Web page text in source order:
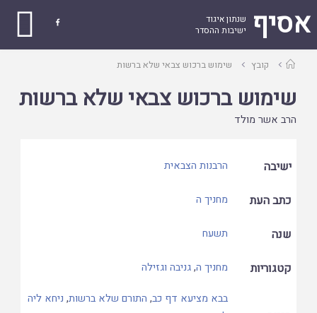
אסיף
שנתון איגוד
ישיבות ההסדר

עמודקובץ שימוש ברכוש צבאי שלא ברשות
שימוש ברכוש צבאי שלא ברשות
הרב אשר מולד
ישיבה הרבנות הצבאית
כתב העת מחניך ה
שנה תשעח
קטגוריות מחניך ה,גניבה וגזילה
בבא מציעא דף כב, התורם שלא ברשות, ניחא ליה